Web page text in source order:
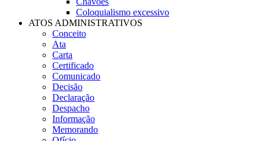
Coloquialismo excessivo
ATOS ADMINISTRATIVOS
Conceito
Ata
Carta
Certificado
Comunicado
Decisão
Declaração
Despacho
Informação
Memorando